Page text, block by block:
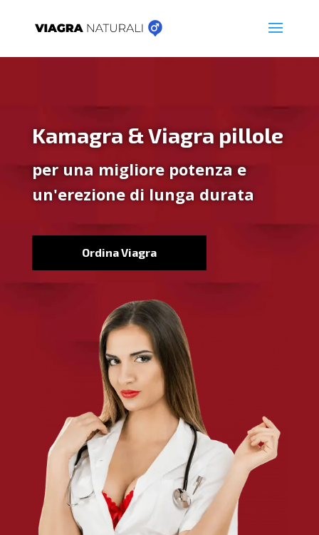
Kamagra & Viagra pillole
per una migliore potenza e
un'erezione di lunga durata
Ordina Viagra